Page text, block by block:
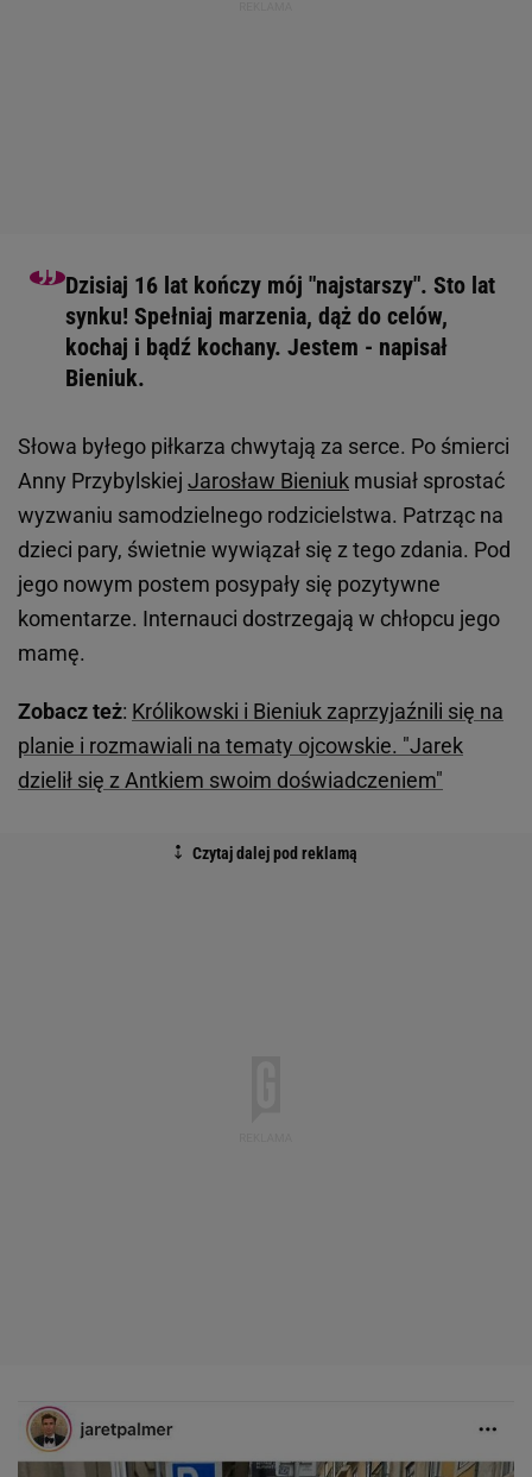
Dzisiaj 16 lat kończy mój "najstarszy". Sto lat
synku! Spełniaj marzenia, dąż do celów,
kochaj i bądź kochany. Jestem - napisał
Bieniuk.
Słowa byłego piłkarza chwytają za serce. Po śmierci
Anny Przybylskiej Jarosław Bieniuk musiał sprostać
wyzwaniu samodzielnego rodzicielstwa. Patrząc na
dzieci pary, świetnie wywiązał się z tego zdania. Pod
jego nowym postem posypały się pozytywne
komentarze. Internauci dostrzegają w chłopcu jego
mamę.
Zobacz też: Królikowski i Bieniuk zaprzyjaźnili się na
planie i rozmawiali na tematy ojcowskie. "Jarek
dzielił się z Antkiem swoim doświadczeniem"